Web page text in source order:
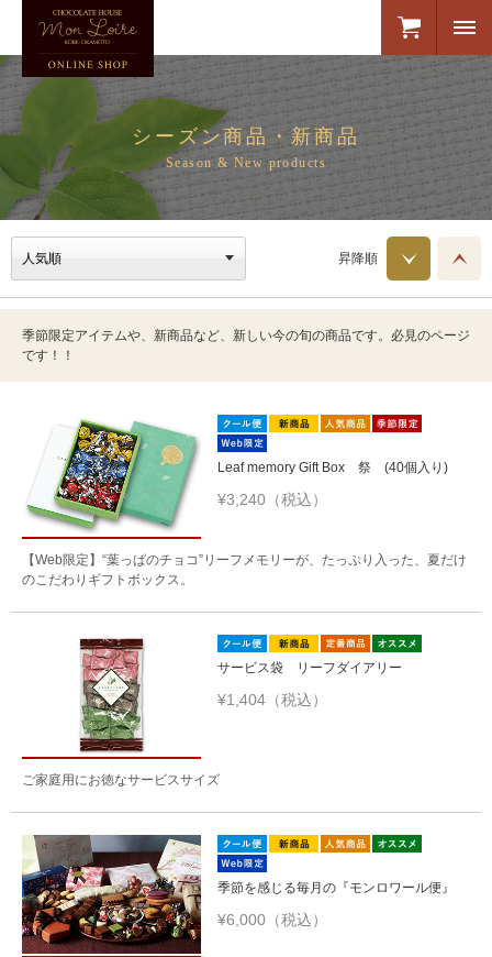
シーズン商品・新商品
Season & New products
昇降順
季節限定アイテムや、新商品など、新しい今の旬の商品です。必見のページ
です！！
Leaf memory Gift Box 祭 (40個入り)
¥3,240（税込）
【Web限定】“葉っぱのチョコ”リーフメモリーが、たっぷり入った、夏だけ
のこだわりギフトボックス。
サービス袋 リーフダイアリー
¥1,404（税込）
ご家庭用にお徳なサービスサイズ
季節を感じる毎月の『モンロワール便』
¥6,000（税込）